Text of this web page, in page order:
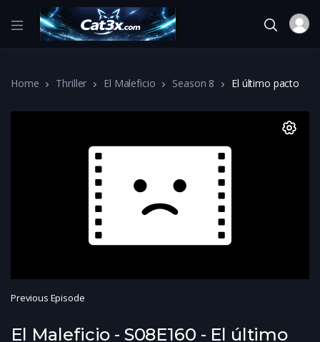
Home Thriller El Maleficio Season 8 El último pacto
Previous Episode
El Maleficio - S08E160 - El último